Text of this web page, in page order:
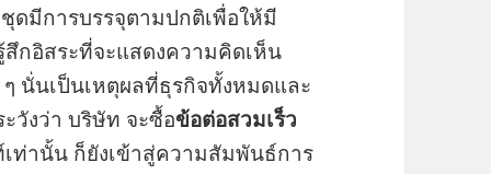
ดมีการบรรจุตามปกติเพื่อให้มี
กอิสระที่จะแสดงความคิดเห็น
นั่นเป็นเหตุผลที่ธุรกิจทั้งหมดและ
วังว่า บริษัท จะซื้อข้อต่อสวมเร็ว
ท่านั้น ก็ยังเข้าสู่ความสัมพันธ์การ